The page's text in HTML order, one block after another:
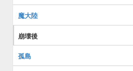
魔大陸
崩壊後
孤島